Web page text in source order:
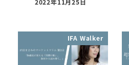
IFA Walker